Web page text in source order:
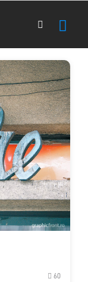
60